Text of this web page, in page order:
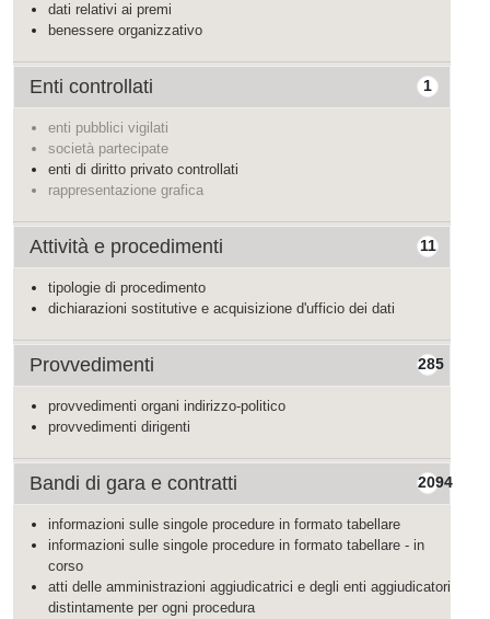
dati relativi ai premi
benessere organizzativo
1
Enti controllati
enti pubblici vigilati
società partecipate
enti di diritto privato controllati
rappresentazione grafica
11
Attività e procedimenti
tipologie di procedimento
dichiarazioni sostitutive e acquisizione d'ufficio dei dati
285
Provvedimenti
provvedimenti organi indirizzo-politico
provvedimenti dirigenti
2094
Bandi di gara e contratti
informazioni sulle singole procedure in formato tabellare
informazioni sulle singole procedure in formato tabellare - in
corso
atti delle amministrazioni aggiudicatrici e degli enti aggiudicatori
distintamente per ogni procedura